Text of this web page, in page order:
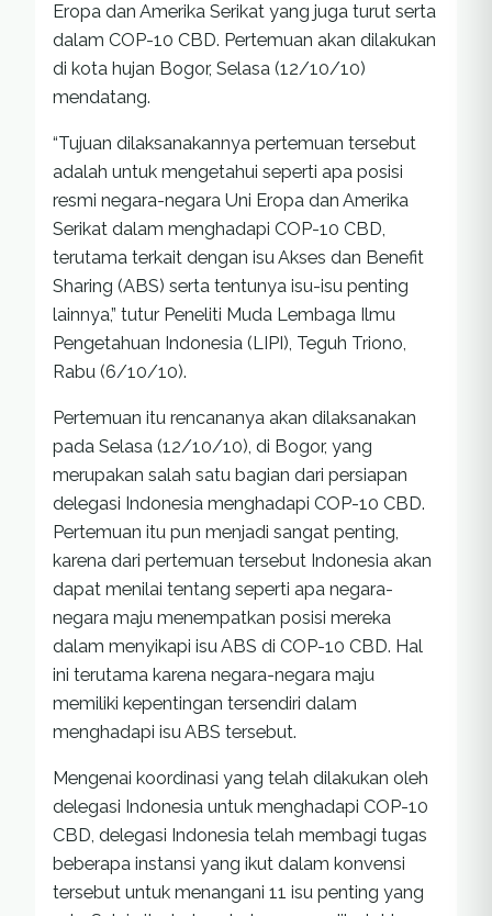
Eropa dan Amerika Serikat yang juga turut serta
dalam COP-10 CBD. Pertemuan akan dilakukan
di kota hujan Bogor, Selasa (12/10/10)
mendatang.
“Tujuan dilaksanakannya pertemuan tersebut
adalah untuk mengetahui seperti apa posisi
resmi negara-negara Uni Eropa dan Amerika
Serikat dalam menghadapi COP-10 CBD,
terutama terkait dengan isu Akses dan Benefit
Sharing (ABS) serta tentunya isu-isu penting
lainnya,” tutur Peneliti Muda Lembaga Ilmu
Pengetahuan Indonesia (LIPI), Teguh Triono,
Rabu (6/10/10).
Pertemuan itu rencananya akan dilaksanakan
pada Selasa (12/10/10), di Bogor, yang
merupakan salah satu bagian dari persiapan
delegasi Indonesia menghadapi COP-10 CBD.
Pertemuan itu pun menjadi sangat penting,
karena dari pertemuan tersebut Indonesia akan
dapat menilai tentang seperti apa negara-
negara maju menempatkan posisi mereka
dalam menyikapi isu ABS di COP-10 CBD. Hal
ini terutama karena negara-negara maju
memiliki kepentingan tersendiri dalam
menghadapi isu ABS tersebut.
Mengenai koordinasi yang telah dilakukan oleh
delegasi Indonesia untuk menghadapi COP-10
CBD, delegasi Indonesia telah membagi tugas
beberapa instansi yang ikut dalam konvensi
tersebut untuk menangani 11 isu penting yang